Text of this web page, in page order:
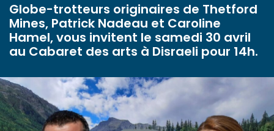
Globe-trotteurs originaires de Thetford
Mines, Patrick Nadeau et Caroline
Hamel, vous invitent le samedi 30 avril
au Cabaret des arts à Disraeli pour 14h.